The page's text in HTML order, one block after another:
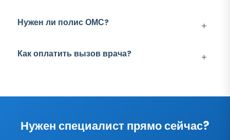
Нужен ли полис ОМС?
Как оплатить вызов врача?
Нужен специалист прямо сейчас?